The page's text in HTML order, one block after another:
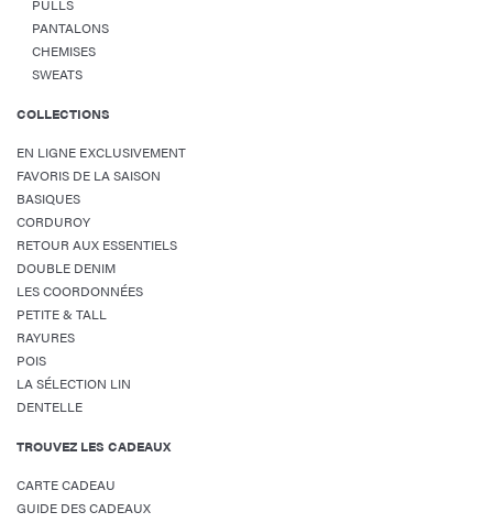
PULLS
PANTALONS
CHEMISES
SWEATS
COLLECTIONS
EN LIGNE EXCLUSIVEMENT
FAVORIS DE LA SAISON
BASIQUES
CORDUROY
RETOUR AUX ESSENTIELS
DOUBLE DENIM
LES COORDONNÉES
PETITE & TALL
RAYURES
POIS
LA SÉLECTION LIN
DENTELLE
TROUVEZ LES CADEAUX
CARTE CADEAU
GUIDE DES CADEAUX